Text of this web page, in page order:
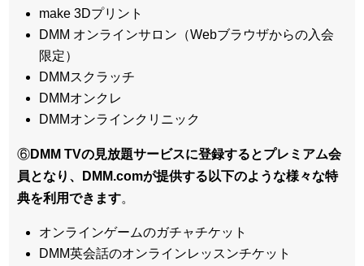
make 3Dプリント
DMM オンラインサロン（Webブラウザからの入会
限定）
DMMスクラッチ
DMMオンクレ
DMMオンラインクリニック
⑥DMM TVの見放題サービスに登録するとプレミアム会
員となり、DMM.comが提供する以下のような様々な特
典を利用できます。
オンラインゲームのガチャチケット
DMM英会話のオンラインレッスンチケット